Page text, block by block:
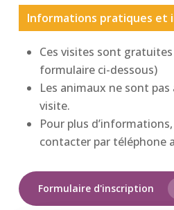
Informations pratiques et
Ces visites sont
formulaire ci-dessous)
Les animaux ne sont
visite.
Pour plus
contacter par téléphone
Formulaire d'inscription